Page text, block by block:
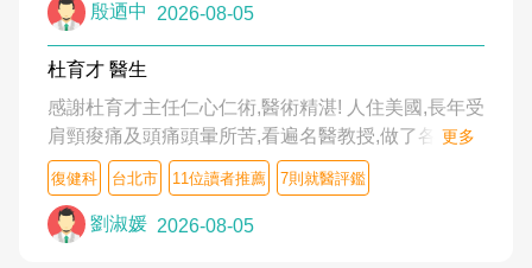
殷迺中 2026-08-05
杜育才 醫生
感謝杜育才主任仁心仁術,醫術精湛! 人住美國,長年受
肩頸痠痛及頭痛頭暈所苦,看遍名醫教授,做了各種檢
查,也嘗試過西醫打針,中醫針灸及物理徒手治療都沒
有用,後來連吃到嗎啡類止痛藥都效果有限,只是壓症
狀,沒多久就痛起來,多年失眠嚴重影響生活品質. 台灣
親友介紹忠孝醫院杜育才主任是頸頭症候群專家,上
更多
復健科 台北市 11位讀者推薦 7則就醫評鑑
劉淑媛 2026-08-05